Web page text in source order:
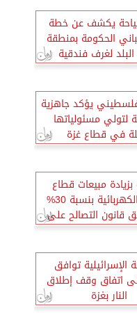
يكشف عن خطة
الحكومة بمنطقة
لغرف فندقية
يؤكد جاهزية
لتولي مسئولياتها
في قطاع غزة
مبيعات قطاع
الأدوات الكهربائية بنسبة 30%
قانون التصالح على
البناء
الإسرائيلية توافق
اتفاق وقف إطلاق
النار بغزة